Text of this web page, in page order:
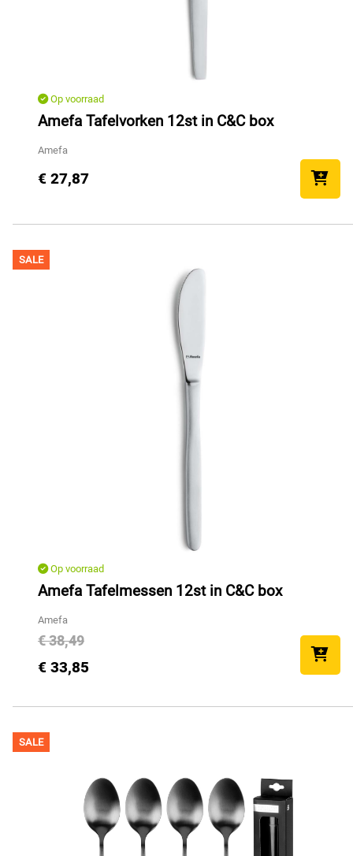
Op voorraad
Amefa Tafelvorken 12st in C&C box
Amefa
€ 27,87
SALE
Op voorraad
Amefa Tafelmessen 12st in C&C box
Amefa
€ 38,49
€ 33,85
SALE